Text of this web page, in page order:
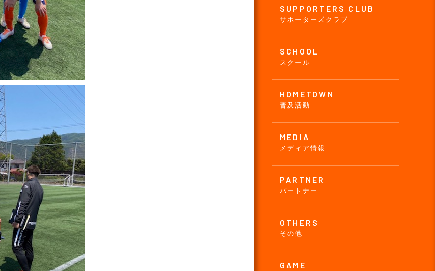
SUPPORTERS CLUB
サポーターズクラブ
SCHOOL
スクール
HOMETOWN
普及活動
MEDIA
メディア情報
PARTNER
パートナー
OTHERS
その他
GAME